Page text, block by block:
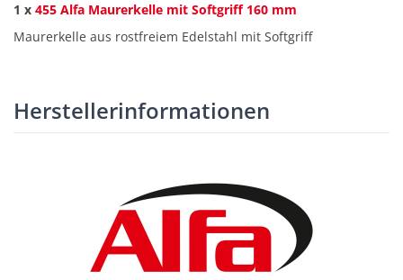
1 x 455 Alfa Maurerkelle mit Softgriff 160 mm
Maurerkelle aus rostfreiem Edelstahl mit Softgriff
Herstellerinformationen